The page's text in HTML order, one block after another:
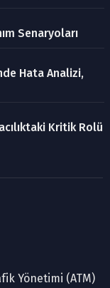
Senaryoları
Hata Analizi,
Kritik Rolü
Yönetimi (ATM)